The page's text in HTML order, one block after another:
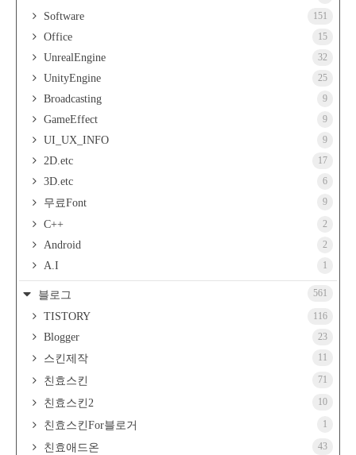
Software 151
Office 15
UnrealEngine 32
UnityEngine 25
Broadcasting 9
GameEffect 9
UI_UX_INFO 9
2D.etc 17
3D.etc 6
무료Font 9
C++ 2
Android 2
A.I 1
블로그 561
TISTORY 116
Blogger 23
스킨제작 11
친효스킨 71
친효스킨2 10
친효스킨For블로거 1
친효애드온 43